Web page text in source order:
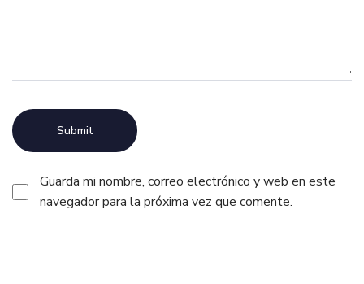
Guarda mi nombre, correo electrónico y web en este
navegador para la próxima vez que comente.